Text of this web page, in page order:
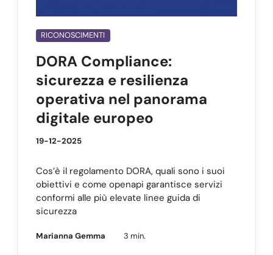
RICONOSCIMENTI
DORA Compliance:
sicurezza e resilienza
operativa nel panorama
digitale europeo
19-12-2025
Cos’è il regolamento DORA, quali sono i suoi
obiettivi e come openapi garantisce servizi
conformi alle più elevate linee guida di
sicurezza
Marianna Gemma 3 min.